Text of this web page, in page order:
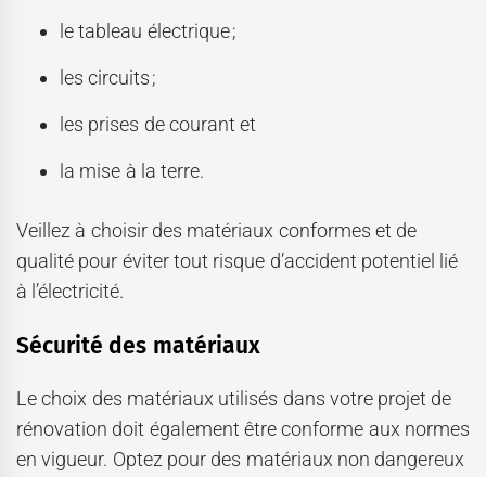
le tableau électrique ;
les circuits ;
les prises de courant et
la mise à la terre.
Veillez à choisir des matériaux conformes et de
qualité pour éviter tout risque d’accident potentiel lié
à l’électricité.
Sécurité des matériaux
Le choix des matériaux utilisés dans votre projet de
rénovation doit également être conforme aux normes
en vigueur. Optez pour des matériaux non dangereux